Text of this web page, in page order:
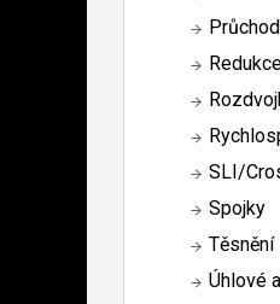
SLI/
Spojky
Těsnění
Úhlové